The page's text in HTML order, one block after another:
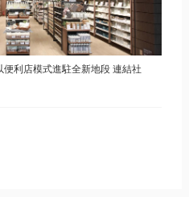
利店模式進駐全新地段 連結社